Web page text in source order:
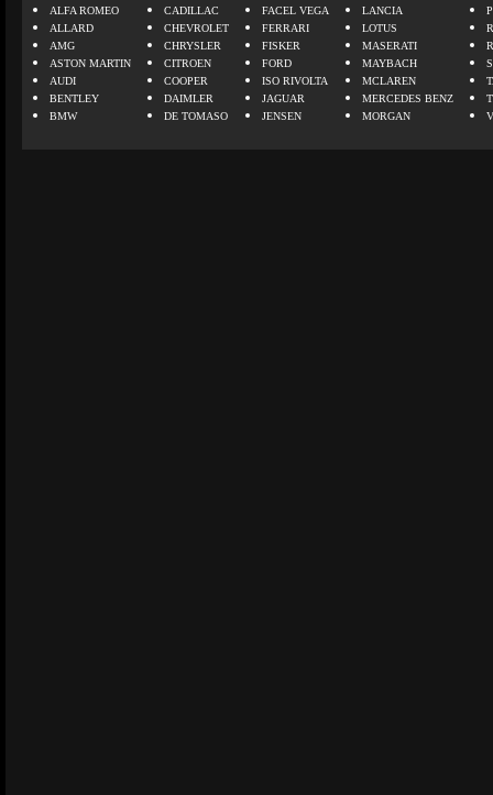
ALFA ROMEO
ALLARD
AMG
ASTON MARTIN
AUDI
BENTLEY
BMW
CADILLAC
CHEVROLET
CHRYSLER
CITROEN
COOPER
DAIMLER
DE TOMASO
FACEL VEGA
FERRARI
FISKER
FORD
ISO RIVOLTA
JAGUAR
JENSEN
LANCIA
LOTUS
MASERATI
MAYBACH
MCLAREN
MERCEDES BENZ
MORGAN